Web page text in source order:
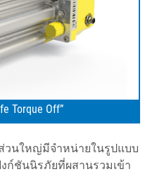
Torque Off”
ส่วนใหญ่มีจำหน่ายในรูปแบบ
งก์ชันนิรภัยที่ผสานรวมเข้า